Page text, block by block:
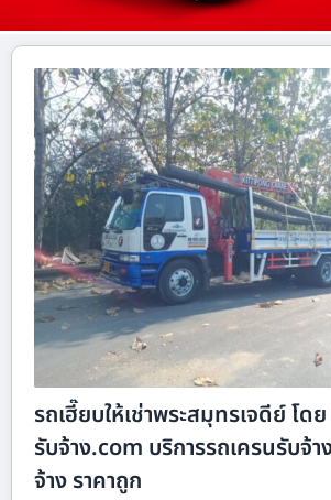
รถเฮี๊ยบให้เช่าพระสมุทรเจดีย์ โด
รับจ้าง.com บริการรถเครนรับจ้า
จ้าง ราคาถูก